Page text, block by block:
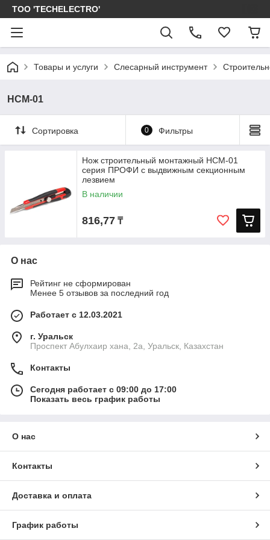
ТОО 'TECHELECTRO'
Товары и услуги Слесарный инструмент
НСМ-01
Сортировка 0 Фильтры
Нож строительный монтажный НСМ-01
серия ПРОФИ с выдвижным секционным
лезвием
В наличии
816,77 ₸
О нас
Рейтинг не сформирован
Менее 5 отзывов за последний год
Работает с 12.03.2021
г. Уральск
Проспект Абулхаир хана, 2а, Уральск, Казахстан
Контакты
Сегодня работает с 09:00 до 17:00
Показать весь график работы
О нас
Контакты
Доставка и оплата
График работы